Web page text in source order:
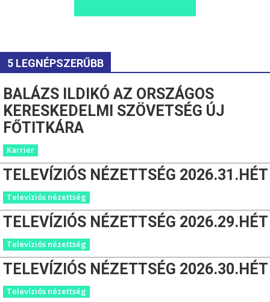
5 LEGNÉPSZERŰBB
BALÁZS ILDIKÓ AZ ORSZÁGOS
KERESKEDELMI SZÖVETSÉG ÚJ
FŐTITKÁRA
Karrier
TELEVÍZIÓS NÉZETTSÉG 2026.31.HÉT
Televíziós nézettség
TELEVÍZIÓS NÉZETTSÉG 2026.29.HÉT
Televíziós nézettség
TELEVÍZIÓS NÉZETTSÉG 2026.30.HÉT
Televíziós nézettség